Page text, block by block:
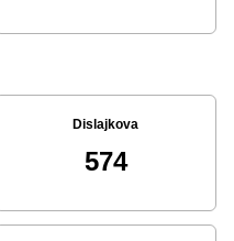
Dislajkova
574